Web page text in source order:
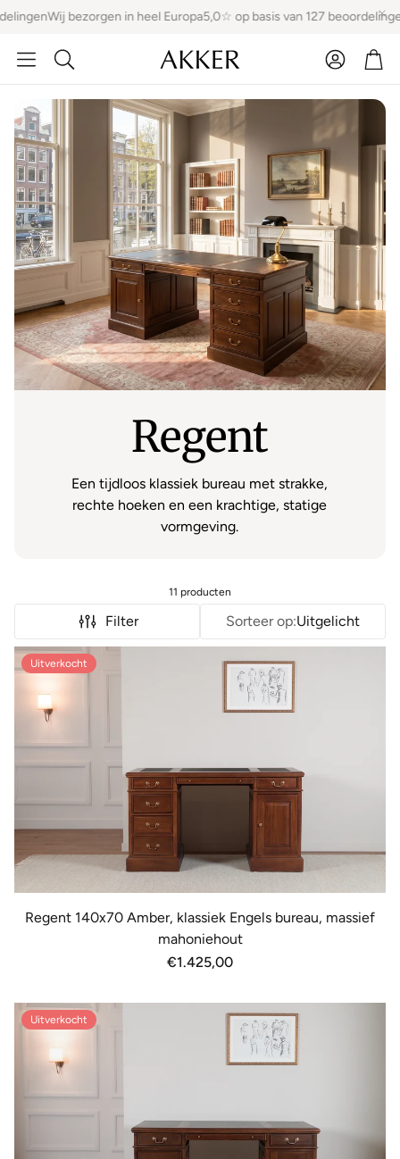
Wij bezorgen in heel Europa5,0☆ op basis van 127 beoordelingen
Zoeken
Account
Regent
Een tijdloos klassiek bureau met strakke,
rechte hoeken en een krachtige, statige
vormgeving.
11 producten
Filter Sorteer op:Uitgelicht
Uitverkocht
Regent 140x70 Amber, klassiek Engels bureau, massief
mahoniehout
Normale
€1.425,00
Uitverkocht